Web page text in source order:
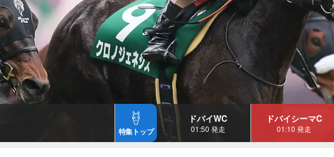
特集トップ
ドバイWC
01:50 発走
ドバイシーマC
01:10 発走